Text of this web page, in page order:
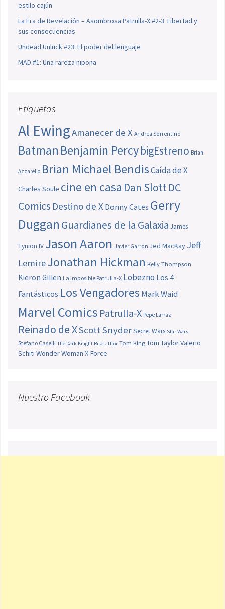
estilo cajún
La Era de Revelación – Asombrosa Patrulla-X #2-3: Libertad y
sus consecuencias
Undead Unluck #23: El poder del lenguaje
MAD #1: Una rareza nipona
Etiquetas
Al EwingAmanecer de X Andrea Sorrentino
Batman Benjamin PercybigEstreno Brian
Azzarello Brian Michael BendisCaída de X
Charles Soule cine en casa Dan SlottDC
Comics Destino de X Donny Cates Gerry
Duggan Guardianes de la Galaxia James
Tynion IV Jason Aaron Javier Garrón Jed MacKay Jeff
LemireJonathan Hickman Kelly Thompson
Kieron Gillen La Imposible Patrulla-X Lobezno Los 4
Fantásticos Los Vengadores Mark Waid
Marvel Comics Patrulla-X Pepe Larraz
Reinado de XScott SnyderSecret Wars Star Wars
Stefano Caselli The Dark Knight Rises Thor Tom King Tom TaylorValerio
Schiti Wonder Woman X-Force
Nuestro Facebook